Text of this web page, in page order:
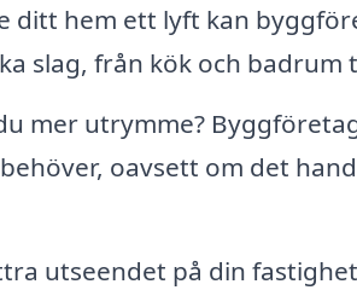
ditt hem ett lyft kan
slag, från kök och badrum
mer utrymme?
oavsett om det
utseendet på din